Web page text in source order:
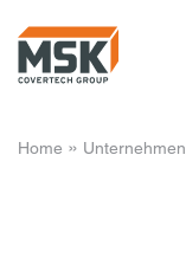
Home ­ » ­ Unternehmen